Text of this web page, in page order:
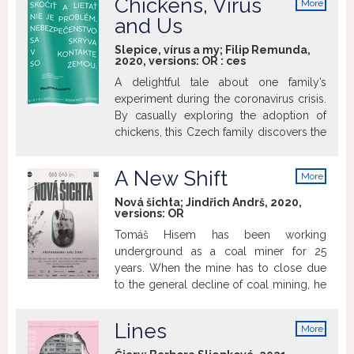
pilotný film pripravovanej série pre deti
sa pohráva s biblickým príbehom o
arche, v ktorej mal Noe zhromaždiť páry
niektorých zvierat, aby ich zachránil pred
istým vyhynutím, no tvorcovia tu
pridávajú drobný bonus – zvierací pár,
ktorý by Noe určite zachrániť nechcel.
Tvorí ho spomalený chameleón a
is highly intelligent and Freshta, who
would do anything to escape her
More
Chickens, Virus
and Us
Slepice, vírus a my; Filip Remunda,
2020, versions: OR : ces
A delightful tale about one family’s
experiment during the coronavirus crisis.
By casually exploring the adoption of
chickens, this Czech family discovers the
More
A New Shift
Nová šichta; Jindřich Andrš, 2020,
versions: OR
Tomáš Hisem has been working
underground as a coal miner for 25
years. When the mine has to close due
to the general decline of coal mining, he
re-education programme, preparing him
for one of the most in-demand jobs.
More
Lines